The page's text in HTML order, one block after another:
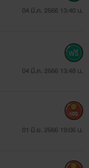
04 มี.ค. 2566 13:40 น.
04 มี.ค. 2566 13:48 น.
01 มิ.ย. 2566 19:06 น.
500